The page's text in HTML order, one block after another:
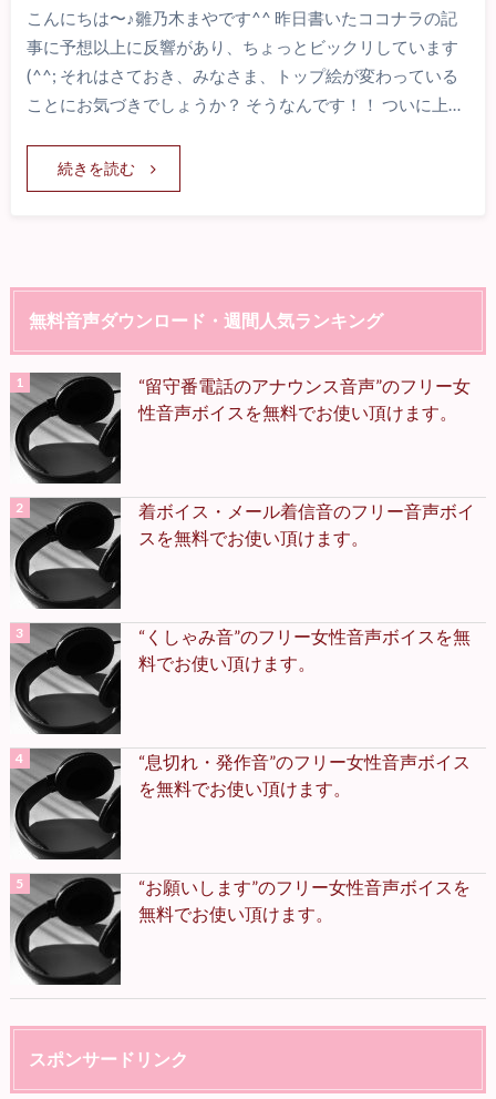
こんにちは〜♪雛乃木まやです^^ 昨日書いたココナラの記
事に予想以上に反響があり、ちょっとビックリしています
(^^; それはさておき、みなさま、トップ絵が変わっている
ことにお気づきでしょうか？ そうなんです！！ ついに上…
続きを読む
無料音声ダウンロード・週間人気ランキング
“留守番電話のアナウンス音声”のフリー女
性音声ボイスを無料でお使い頂けます。
着ボイス・メール着信音のフリー音声ボイ
スを無料でお使い頂けます。
“くしゃみ音”のフリー女性音声ボイスを無
料でお使い頂けます。
“息切れ・発作音”のフリー女性音声ボイス
を無料でお使い頂けます。
“お願いします”のフリー女性音声ボイスを
無料でお使い頂けます。
スポンサードリンク